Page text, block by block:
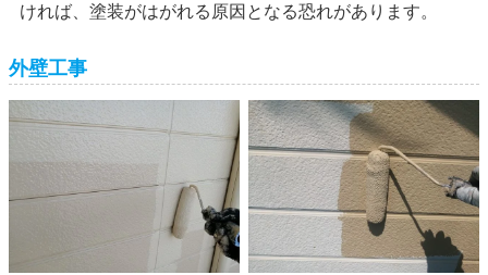
ければ、塗装がはがれる原因となる恐れがあります。
外壁工事